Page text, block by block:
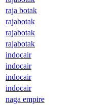
raja botak
rajabotak
rajabotak
rajabotak
indocair
indocair
indocair
indocair
naga empire